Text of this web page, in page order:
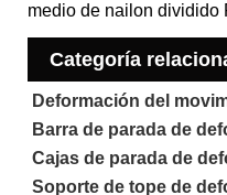
medio de nailon dividido
Categoría
Deformación del
Barra de parada de
Cajas de parada de
Soporte de tope de